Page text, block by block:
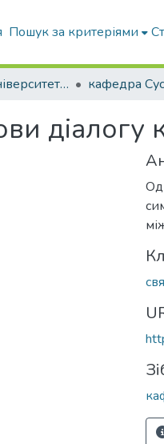
Пошук за критеріями
ННІ загальноуніверситетської підготовки
діалогу